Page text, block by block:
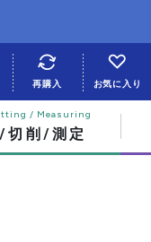
切削/測定
再購入 お気に入り